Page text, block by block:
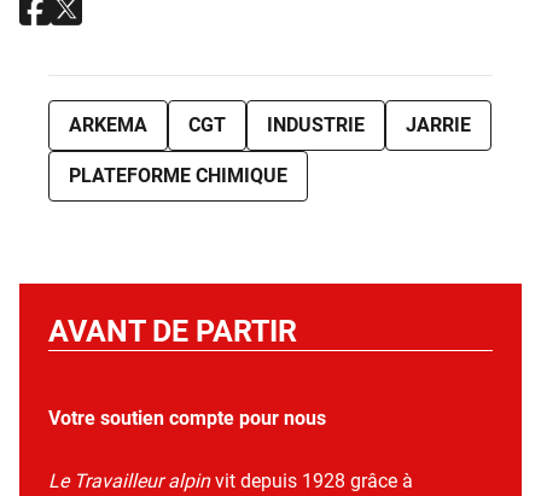
ARKEMA CGT INDUSTRIE JARRIE
PLATEFORME CHIMIQUE
AVANT DE PARTIR
Votre soutien compte pour nous
Le Travailleur alpinvit depuis 1928 grâce à